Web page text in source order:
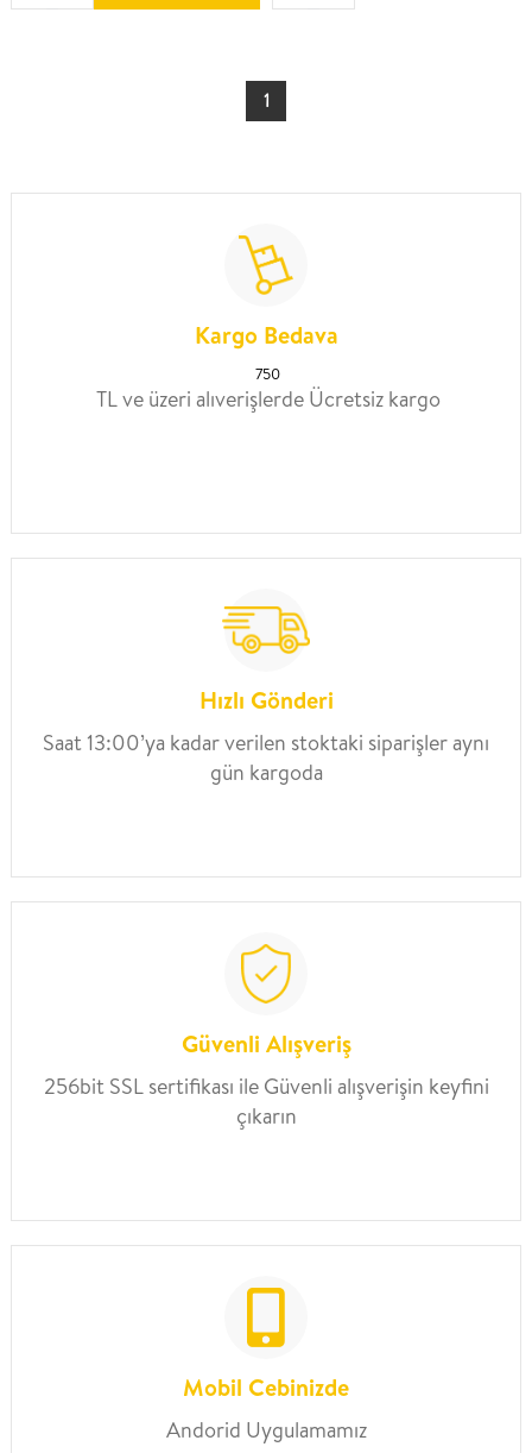
1
Kargo Bedava
750
TL ve üzeri alıverişlerde Ücretsiz kargo
Hızlı Gönderi
Saat 13:00’ya kadar verilen stoktaki siparişler aynı
gün kargoda
Güvenli Alışveriş
256bit SSL sertifikası ile Güvenli alışverişin keyfini
çıkarın
Mobil Cebinizde
Andorid Uygulamamız